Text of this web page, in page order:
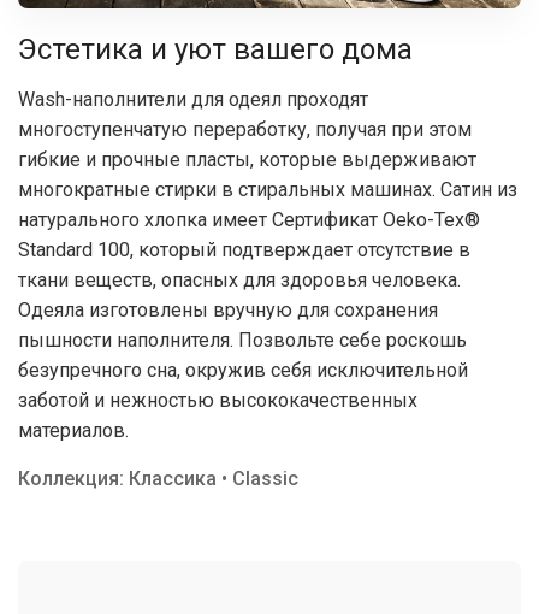
Эстетика и уют вашего дома
Wash-наполнители для одеял проходят
многоступенчатую переработку, получая при этом
гибкие и прочные пласты, которые выдерживают
многократные стирки в стиральных машинах. Сатин из
натурального хлопка имеет Сертификат Oeko-Tex®
Standard 100, который подтверждает отсутствие в
ткани веществ, опасных для здоровья человека.
Одеяла изготовлены вручную для сохранения
пышности наполнителя. Позвольте себе роскошь
безупречного сна, окружив себя исключительной
заботой и нежностью высококачественных
материалов.
Коллекция: Классика • Classic